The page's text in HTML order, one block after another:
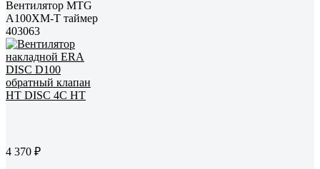
Вентилятор MTG
A100XM-T таймер
403063
4 370 ₽